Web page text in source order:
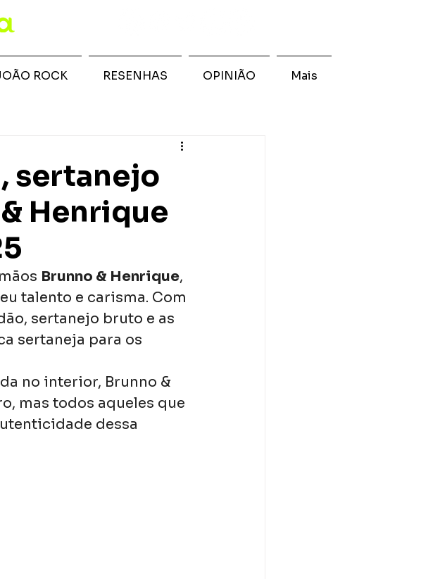
sertanejo
Henrique
Brunno & Henrique,
talento e carisma. Com
sertanejo bruto e as
sertaneja para os
no interior, Brunno &
mas todos aqueles que
dessa
ROCK RESENHAS OPINIÃO Mais